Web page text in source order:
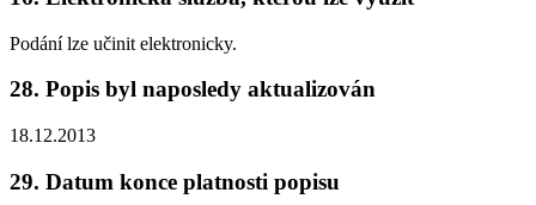
Podání lze učinit elektronicky.
28. Popis byl naposledy aktualizován
18.12.2013
29. Datum konce platnosti popisu